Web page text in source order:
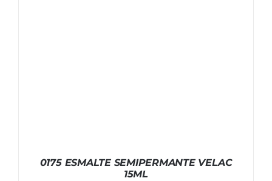
0175 ESMALTE SEMIPERMANTE VELAC
15ML